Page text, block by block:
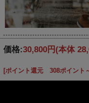
価格:30,800円 (本体
[ポイント還元 308ポイント